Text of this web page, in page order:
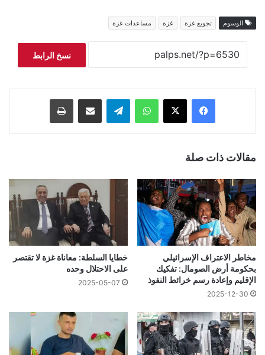
الوسوم تجويع غزة غزة مساعدات غزة
نسخ الرابط
فيسبوك ‫X واتساب تيلقرام مشاركة عبر البريد طباعة
مقالات ذات صلة
مخاطر الاعتراف الإسرائيلي
بحكومة أرض الصومال: تفكيك
الإقليم وإعادة رسم خرائط النفوذ
2025-12-30
خطايا السلطة: معاناة غزة لا تقتصر
على الاحتلال وحده
2025-05-07